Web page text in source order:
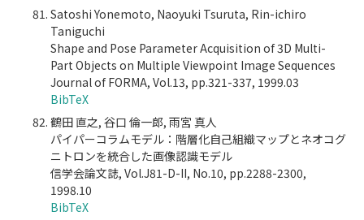
Satoshi Yonemoto, Naoyuki Tsuruta, Rin-ichiro
Taniguchi
Shape and Pose Parameter Acquisition of 3D Multi-
Part Objects on Multiple Viewpoint Image Sequences
Journal of FORMA, Vol.13, pp.321-337, 1999.03
BibTeX
鶴田 直之, 谷口 倫一郎, 雨宮 真人
パイパーコラムモデル：階層化自己組織マップとネオコグ
ニトロンを統合した画像認識モデル
信学会論文誌, Vol.J81-D-II, No.10, pp.2288-2300,
1998.10
BibTeX